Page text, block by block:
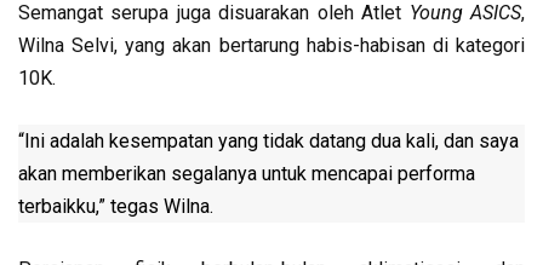
Semangat serupa juga disuarakan oleh Atlet Young ASICS,
Wilna Selvi, yang akan bertarung habis-habisan di kategori
10K.
“Ini adalah kesempatan yang tidak datang dua kali, dan saya
akan memberikan segalanya untuk mencapai performa
terbaikku,” tegas Wilna.